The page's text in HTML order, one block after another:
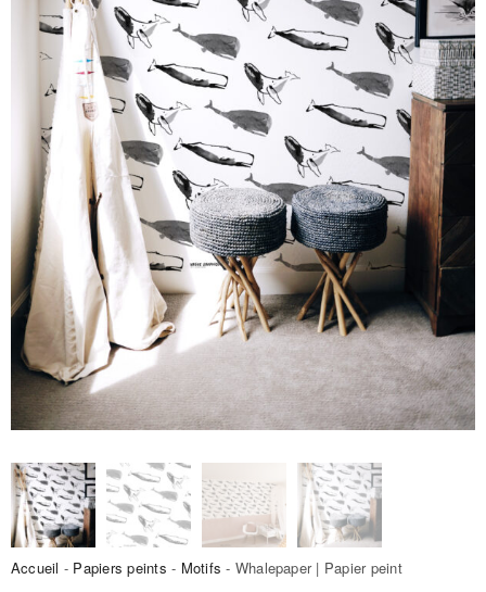
Accueil - Papiers peints - Motifs - Whalepaper | Papier peint